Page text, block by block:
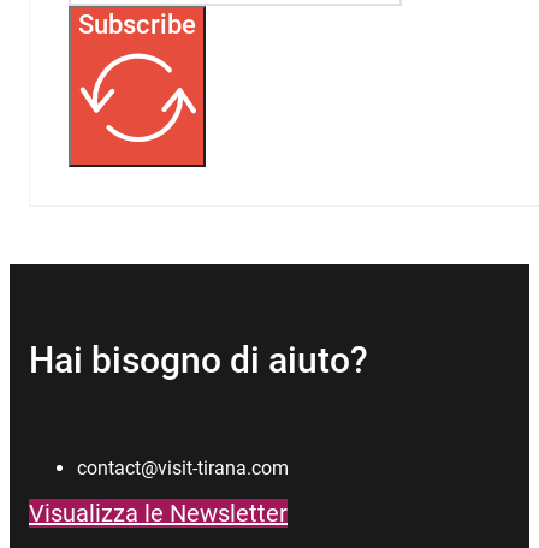
Subscribe
Hai bisogno di aiuto?
contact@visit-tirana.com
Visualizza le Newsletter